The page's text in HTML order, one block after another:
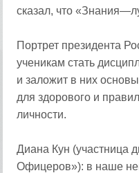
сказал, что
Портрет президента
ученикам стать
и заложит в них
для здорового и
личности.
Диана Кун (участница
Офицеров»): в наше